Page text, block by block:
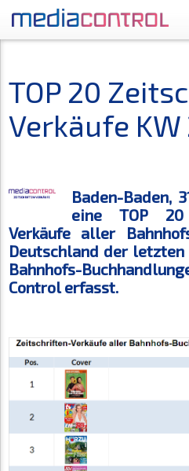
TOP 20
Verkäufe KW
Baden-Baden,
eine TOP
Verkäufe aller
Deutschland der
Bahnhofs-
Control erfasst.